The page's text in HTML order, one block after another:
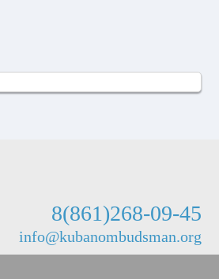
8(861)268-09-45
info@kubanombudsman.org